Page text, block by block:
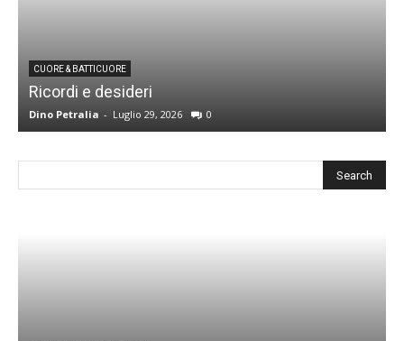
CUORE & BATTICUORE
Ricordi e desideri
Dino Petralia - Luglio 29, 2026 0